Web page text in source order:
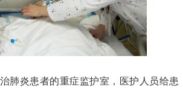
肺炎患者的重症监护室，医护人员给患